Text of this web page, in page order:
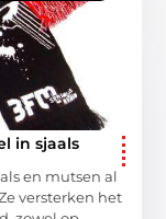
in sjaals
en mutsen al
versterken het